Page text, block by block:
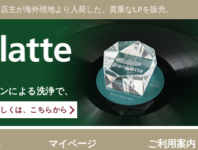
が海外現地より入荷した、貴重なLPを販売。
による洗浄で、
くは、こちらから
マイページ ご利用案内